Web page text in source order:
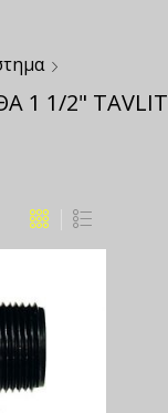
1 1/2" TAVLIT